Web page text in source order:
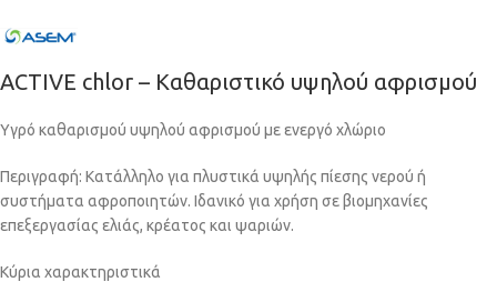
ACTIVE chlor – Καθαριστικό υψηλού αφρισμού
Υγρό καθαρισμού υψηλού αφρισμού με ενεργό χλώριο
Περιγραφή: Κατάλληλο για πλυστικά υψηλής πίεσης νερού ή
συστήματα αφροποιητών. Ιδανικό για χρήση σε βιομηχανίες
επεξεργασίας ελιάς, κρέατος και ψαριών.
Κύρια χαρακτηριστικά